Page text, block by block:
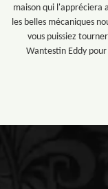
maison qui l'appréciera
les belles mécaniques
vous puissiez
Wantestin Eddy